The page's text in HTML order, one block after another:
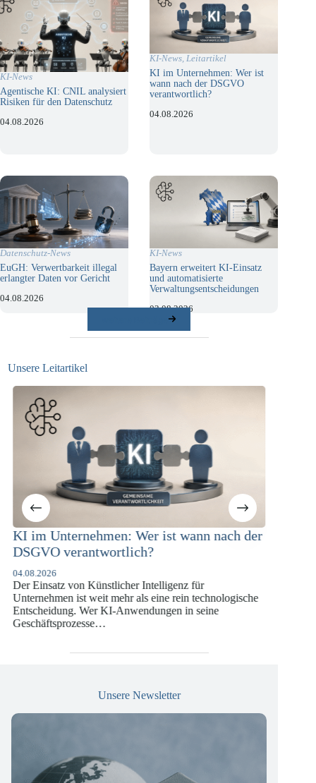
KI-News
Agentische KI: CNIL analysiert
Risiken für den Datenschutz
04.08.2026
KI-News,Leitartikel
KI im Unternehmen: Wer ist
wann nach der DSGVO
verantwortlich?
04.08.2026
Datenschutz-News
EuGH: Verwertbarkeit illegal
erlangter Daten vor Gericht
04.08.2026
KI-News
Bayern erweitert KI-Einsatz
und automatisierte
Verwaltungsentscheidungen
03.08.2026
Unsere Leitartikel
ist wann nach der
Intelligenz für
eine rein technologische
in seine
KI-Compliance in der
Versicherungswirtschaft mit
07.07.2026
Die europäische Digitalregulierung
vergangenen Jahren eine enorme
Unsere Newsletter